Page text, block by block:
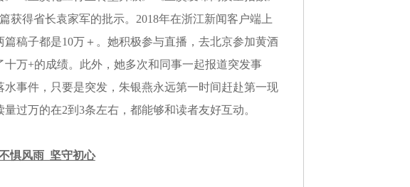
获得省长袁家军的批示。2018年在浙江新闻客户端上
稿子都是10万＋。她积极参与直播，去北京参加黄酒
万+的成绩。此外，她多次和同事一起报道突发事
事件，只要是突发，朱银燕永远第一时间赶赴第一现
过万的在2到3条左右，都能够和读者友好互动。
惧风雨 坚守初心